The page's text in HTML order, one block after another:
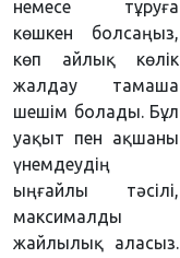
немесе тұруға
көшкен болсаңыз,
көп айлық көлік
жалдау тамаша
шешім болады. Бұл
уақыт пен ақшаны
үнемдеудің
ыңғайлы тәсілі,
максималды
жайлылық аласыз.